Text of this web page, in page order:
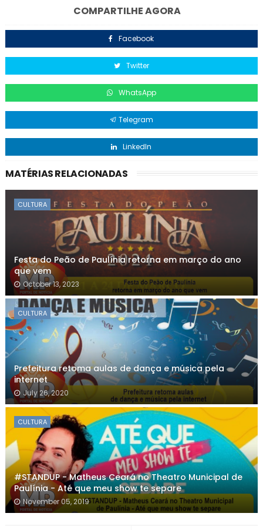
COMPARTILHE AGORA
Facebook
Twitter
WhatsApp
Telegram
LinkedIn
MATÉRIAS RELACIONADAS
CULTURA
Festa do Peão de Paulínia retorna em março do ano
que vem
October 13, 2023
CULTURA
Prefeitura retoma aulas de dança e música pela
internet
July 26, 2020
CULTURA
#STANDUP - Matheus Ceará no Theatro Municipal de
Paulínia - Até que meu show te separe
November 05, 2019